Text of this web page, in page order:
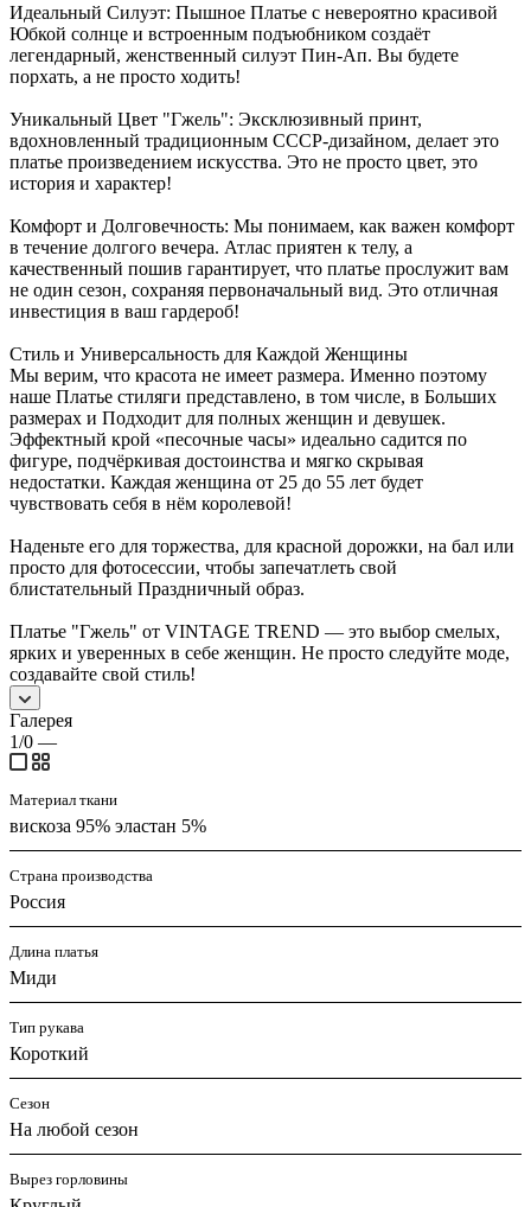
Идеальный Силуэт: Пышное Платье с невероятно красивой
Юбкой солнце и встроенным подъюбником создаёт
легендарный, женственный силуэт Пин-Ап. Вы будете
порхать, а не просто ходить!
Уникальный Цвет "Гжель": Эксклюзивный принт,
вдохновленный традиционным СССР-дизайном, делает это
платье произведением искусства. Это не просто цвет, это
история и характер!
Комфорт и Долговечность: Мы понимаем, как важен комфорт
в течение долгого вечера. Атлас приятен к телу, а
качественный пошив гарантирует, что платье прослужит вам
не один сезон, сохраняя первоначальный вид. Это отличная
инвестиция в ваш гардероб!
Стиль и Универсальность для Каждой Женщины
Мы верим, что красота не имеет размера. Именно поэтому
наше Платье стиляги представлено, в том числе, в Больших
размерах и Подходит для полных женщин и девушек.
Эффектный крой «песочные часы» идеально садится по
фигуре, подчёркивая достоинства и мягко скрывая
недостатки. Каждая женщина от 25 до 55 лет будет
чувствовать себя в нём королевой!
Наденьте его для торжества, для красной дорожки, на бал или
просто для фотосессии, чтобы запечатлеть свой
блистательный Праздничный образ.
Платье "Гжель" от VINTAGE TREND — это выбор смелых,
ярких и уверенных в себе женщин. Не просто следуйте моде,
создавайте свой стиль!
Галерея
1/0 —
Материал ткани
вискоза 95% эластан 5%
Страна производства
Россия
Длина платья
Миди
Тип рукава
Короткий
Сезон
На любой сезон
Вырез горловины